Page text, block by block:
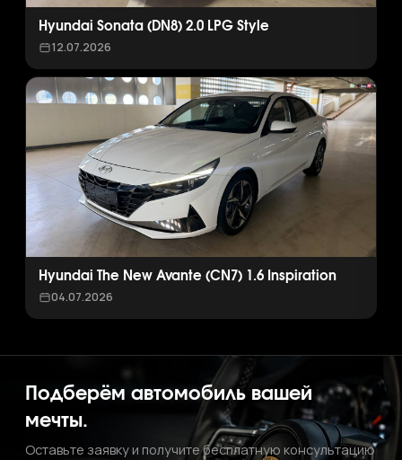
Hyundai Sonata (DN8) 2.0 LPG Style
12.07.2026
Hyundai The New Avante (CN7) 1.6 Inspiration
04.07.2026
Подберём автомобиль вашей
мечты.
Оставьте заявку и получите бесплатную консультацию